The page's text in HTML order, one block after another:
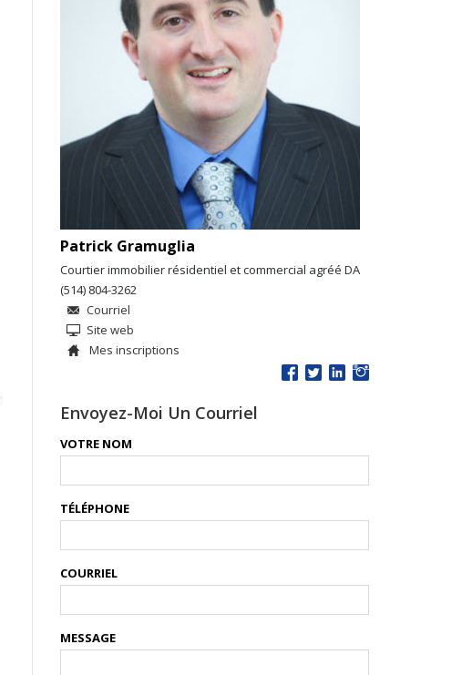
Patrick Gramuglia
Courtier immobilier résidentiel et commercial agréé DA
(514) 804-3262
Courriel
Site web
Mes inscriptions
Envoyez-Moi Un Courriel
VOTRE NOM
TÉLÉPHONE
COURRIEL
MESSAGE